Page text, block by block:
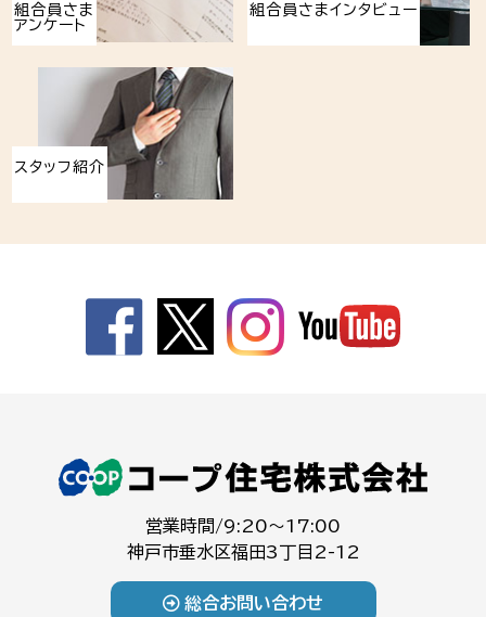
組合員さま
アンケート
組合員さまインタビュー
スタッフ紹介
営業時間/9:20～17:00
神戸市垂水区福田3丁目2-12
総合お問い合わせ